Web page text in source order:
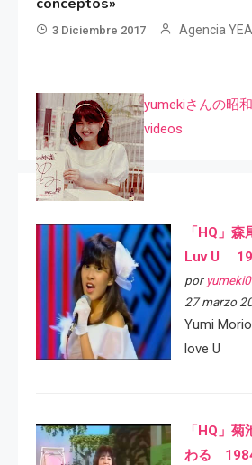
3 Diciembre 2017 Agencia YEA
yumekiさんの昭
videos
「HQ」
Luv U
por
27 marzo
Yumi
love U
「HQ」
わる